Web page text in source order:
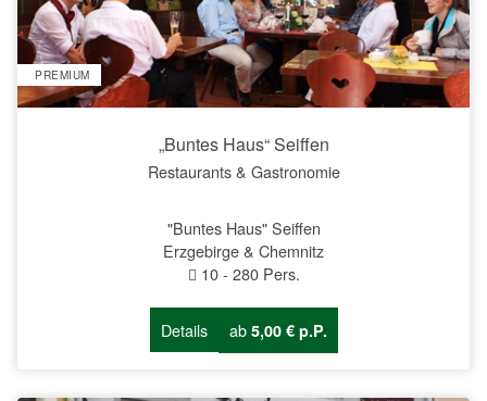
PREMIUM
„Buntes Haus“ Seiffen
Restaurants & Gastronomie
"Buntes Haus" Seiffen
Erzgebirge & Chemnitz
10- 280Pers.
Details ab 5,00 € p.P.